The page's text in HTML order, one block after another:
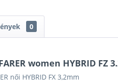
0
women HYBRID FZ
női HYBRID FX 3,2mm